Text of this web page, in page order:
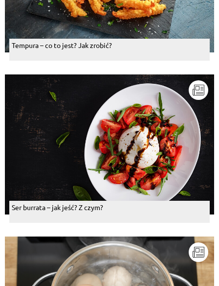
Tempura – co to jest? Jak zrobić?
Ser burrata – jak jeść? Z czym?